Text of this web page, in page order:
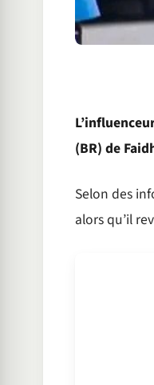
(BR) de
Selon des
alors qu’il